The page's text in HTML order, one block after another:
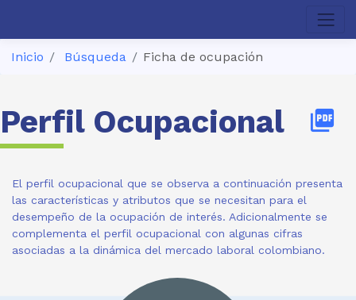
Inicio Búsqueda Ficha de ocupación
Perfil Ocupacional picture_as_pdf
El perfil ocupacional que se observa a continuación presenta
las características y atributos que se necesitan para el
desempeño de la ocupación de interés. Adicionalmente se
complementa el perfil ocupacional con algunas cifras
asociadas a la dinámica del mercado laboral colombiano.